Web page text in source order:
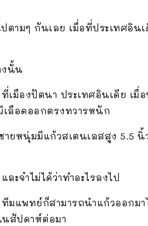
ามๆ กันเลย เมื่อที่ประเทศอิน
งนั้น
เมืองปัตนา ประเทศอินเดีย เมื่
เลือดออกตรงทวารหนัก
ายหนุ่มมีแก้วสเตนเลสสูง 5.5 นิ้
ะจำไม่ได้ว่าทำอะไรลงไป
มแพทย์ก็สามารถนำแก้วออกมา
นสัปดาห์ต่อมา